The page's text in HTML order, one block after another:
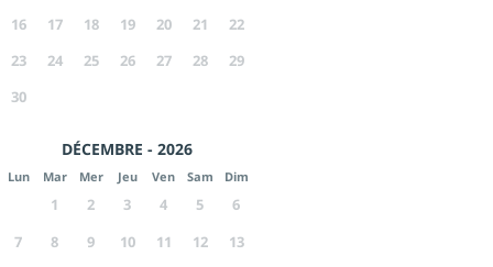
16
17 18 19 20 21
22
23
24 25 26 27 28
29
30
DÉCEMBRE - 2026
Lun Mar Mer Jeu Ven Sam Dim
1 2 3 4 5
6
7
8 9 10 11 12
13